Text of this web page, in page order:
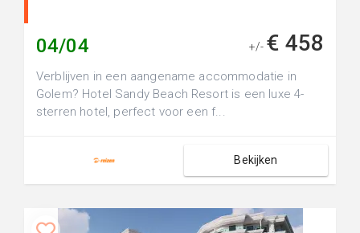
04/04 +/- € 458
Verblijven in een aangename accommodatie in
Golem? Hotel Sandy Beach Resort is een luxe 4-
sterren hotel, perfect voor een f...
Bekijken